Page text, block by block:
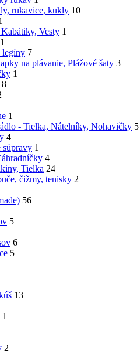
rukavice, kukly 10
Vesty 1
1
legíny 7
na plávanie, Plážové šaty 3
1
1
- Tielka, Nátelníky, Nohavičky 5
4
súpravy 1
4
Tielka 24
čižmy, tenisky 2
56
5
6
5
13
1
2